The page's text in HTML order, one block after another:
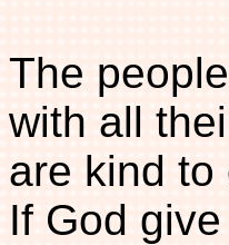
The
with all
are kind to
If God